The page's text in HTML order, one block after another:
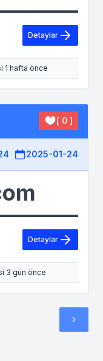
Detaylar
1 hafta önce
[ 0 ]
2025-01-24
Detaylar
3 gün önce